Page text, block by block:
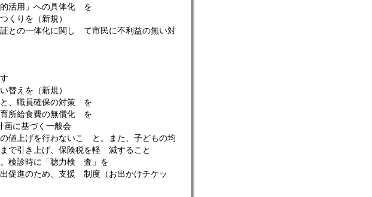
活用」への具体化 を
くりを（新規）
との一体化に関し て市民に不利益の無い対
替えを（新規）
と、職員確保の対策 を
所給食費の無償化 を
に基づく一般会
値上げを行わないこ と。また、子どもの均
で引き上げ、保険税を軽 減すること
検診時に「聴力検 査」を
促進のため、支援 制度（お出かけチケッ